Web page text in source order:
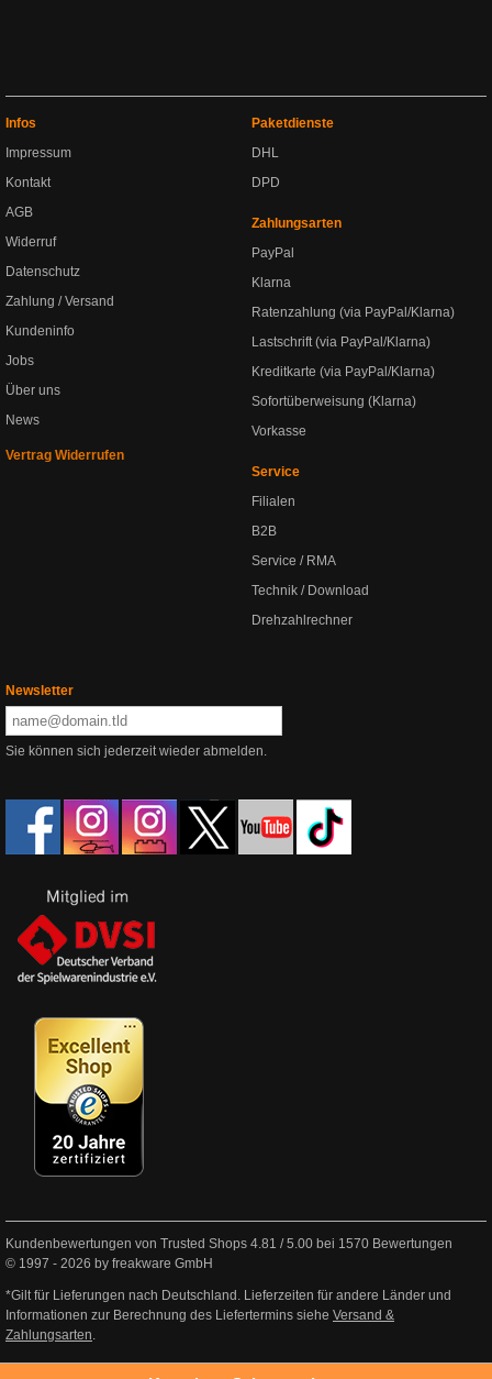
Infos
Impressum
Kontakt
AGB
Widerruf
Datenschutz
Zahlung / Versand
Kundeninfo
Jobs
Über uns
News
Vertrag Widerrufen
Paketdienste
DHL
DPD
Zahlungsarten
PayPal
Klarna
Ratenzahlung (via PayPal/Klarna)
Lastschrift (via PayPal/Klarna)
Kreditkarte (via PayPal/Klarna)
Sofortüberweisung (Klarna)
Vorkasse
Service
Filialen
B2B
Service / RMA
Technik / Download
Drehzahlrechner
Newsletter
Sie können sich jederzeit wieder abmelden.
Kundenbewertungen von Trusted Shops 4.81 /5.00 bei 1570 Bewertungen
© 1997 - 2026 by freakware GmbH
*Gilt für Lieferungen nach Deutschland. Lieferzeiten für andere Länder und
Informationen zur Berechnung des Liefertermins siehe Versand &
Zahlungsarten.